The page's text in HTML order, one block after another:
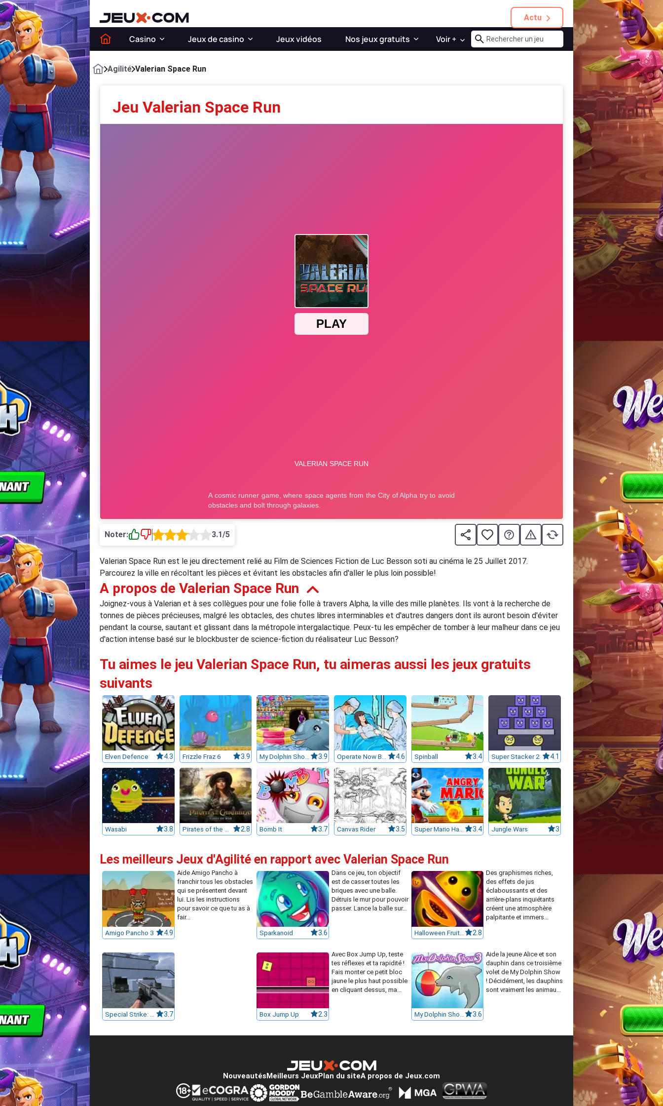
Actu
Casino Jeux de casino Jeux vidéos Nos jeux gratuits Voir +
Agilité Valerian Space Run
Jeu Valerian Space Run
Noter: 3.1/5
Valerian Space Run est le jeu directement relié au Film de Sciences Fiction de Luc Besson soti au cinéma le 25 Juillet 2017.
Parcourez la ville en récoltant les pièces et évitant les obstacles afin d'aller le plus loin possible!
A propos de Valerian Space Run
Joignez-vous à Valerian et à ses collègues pour une folie folle à travers Alpha, la ville des mille planètes. Ils vont à la recherche de
tonnes de pièces précieuses, malgré les obtacles, des chutes libres interminables et d'autres dangers dont ils auront besoin d'éviter
pendant la course, sautant et glissant dans la métropole intergalactique. Peux-tu les empêcher de tomber à leur malheur dans ce jeu
d'action intense basé sur le blockbuster de science-fiction du réalisateur Luc Besson?
Tu aimes le jeu Valerian Space Run, tu aimeras aussi les jeux gratuits
suivants
Elven Defence 4.3 Frizzle Fraz 6 3.9 My Dolphin Show 6 3.9 Operate Now Brain Surgery 4.6 Spinball 3.4 Super Stacker 2 4.1
Wasabi 3.8 Pirates of the Caribbean 2.8 Bomb It 3.7 Canvas Rider 3.5 Super Mario Halloween 3.4 Jungle Wars 3
Les meilleurs Jeux d'Agilité en rapport avec Valerian Space Run
Amigo Pancho 3 4.9
Aide Amigo Pancho à
franchir tous les obstacles
qui se présentent devant
lui. Lis les instructions
pour savoir ce que tu as à
fair...
Sparkanoid 3.6
Dans ce jeu, ton objectif
est de casser toutes les
briques avec une balle.
Détruis le mur pour pouvoir
passer. Lance la balle sur...
Halloween Fruit Slice 2.8
Des graphismes riches,
des effets de jus
éclaboussants et des
arrière-plans inquiétants
créent une atmosphère
palpitante et immers...
3.7 Box Jump Up 2.3
Avec Box Jump Up, teste
tes réflexes et ta rapidité !
Fais monter ce petit bloc
jaune le plus haut possible
en cliquant dessus, ma...
3.6
Aide la jeune Alice et son
dauphin dans ce troisième
volet de My Dolphin Show
! Décidément, les dauphins
sont vraiment les animau...
Nouveautés Meilleurs JeuxPlan du siteA propos de Jeux.com